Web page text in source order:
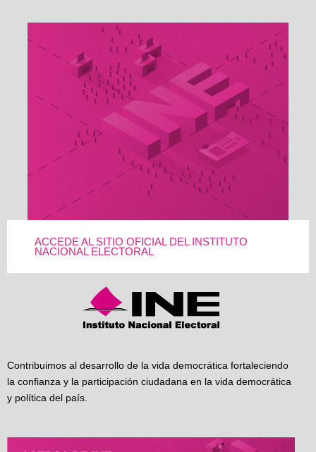
ACCEDE AL SITIO OFICIAL DEL INSTITUTO
NACIONAL ELECTORAL
Contribuimos al desarrollo de la vida democrática fortaleciendo
la confianza y la participación ciudadana en la vida democrática
y política del país.